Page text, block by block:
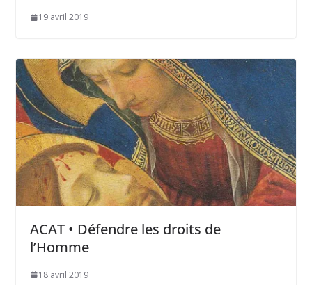
19 avril 2019
ACAT • Défendre les droits de
l’Homme
18 avril 2019